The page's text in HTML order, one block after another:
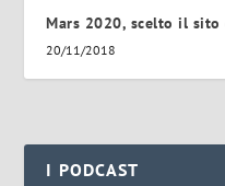
Mars 2020, scelto il
20/11/2018
I PODCAST